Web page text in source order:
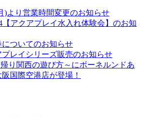
)より営業時間変更のお知らせ
【アクアプレイ水入れ体験会】のお知
ついてのお知らせ
レイシリーズ販売のお知らせ
帰り関西の遊び方～にボーネルンドあ
国際空港店が登場！